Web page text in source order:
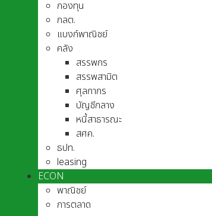
กองทุน
กลต.
แบงก์พาณิชย์
คลัง
สรรพกร
สรรพสามิต
ศุลกากร
บัญชีกลาง
หนี้สาธารณะ
สศค.
ธปท.
leasing
ECON
พาณิชย์
การตลาด